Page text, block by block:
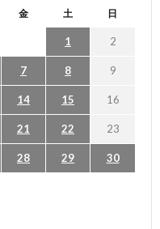
金 土 日
1 2
7 8 9
14 15 16
21 22 23
28 29 30